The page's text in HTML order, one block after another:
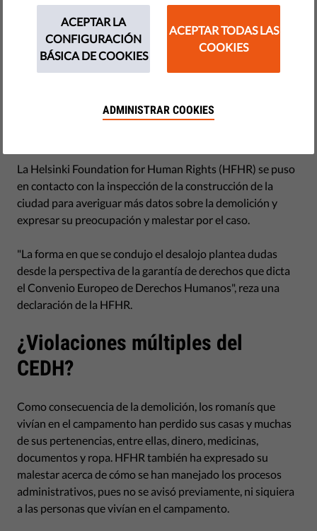
los derechos humanos en Polonia.
by Małgorzata Szuleka
agosto 20, 2015
prensa, los romanís que vivían en el campamento no
La Helsinki Foundation for Human Rights (HFHR) se puso
en contacto con la inspección de la construcción de la
ciudad para averiguar más datos sobre la demolición y
expresar su preocupación y malestar por el caso.
"La forma en que se condujo el desalojo plantea dudas
desde la perspectiva de la garantía de derechos que dicta
el Convenio Europeo de Derechos Humanos", reza una
declaración de la HFHR.
¿Violaciones múltiples del
CEDH?
Como consecuencia de la demolición, los romanís que
vivían en el campamento han perdido sus casas y muchas
de sus pertenencias, entre ellas, dinero, medicinas,
documentos y ropa. HFHR también ha expresado su
malestar acerca de cómo se han manejado los procesos
administrativos, pues no se avisó previamente, ni siquiera
a las personas que vivían en el campamento.
ACEPTAR LA
CONFIGURACIÓN
BÁSICA DE COOKIES
ACEPTAR TODAS LAS
COOKIES
ADMINISTRAR COOKIES